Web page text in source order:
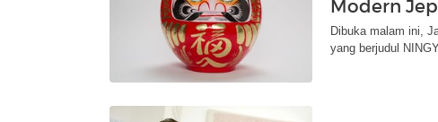
Modern
Dibuka malam ini,
yang berjudul